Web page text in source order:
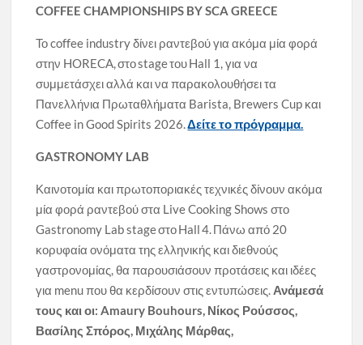
COFFEE CHAMPIONSHIPS BY SCA GREECE
Το coffee industry δίνει ραντεβού για ακόμα μία φορά
στην HORECA, στο stage του Hall 1, για να
συμμετάσχει αλλά και να παρακολουθήσει τα
Πανελλήνια Πρωταθλήματα Barista, Brewers Cup και
Coffee in Good Spirits 2026.Δείτε το πρόγραμμα.
GASTRONOMY LAB
Καινοτομία και πρωτοποριακές τεχνικές δίνουν ακόμα
μία φορά ραντεβού στα Live Cooking Shows στο
Gastronomy Lab stage στο Hall 4. Πάνω από 20
κορυφαία ονόματα της ελληνικής και διεθνούς
γαστρονομίας, θα παρουσιάσουν προτάσεις και ιδέες
για menu που θα κερδίσουν στις εντυπώσεις. Ανάμεσά
τους και οι:Amaury Bouhours, Νίκος Ρούσσος,
Βασίλης Σπόρος, Μιχάλης Μάρθας,